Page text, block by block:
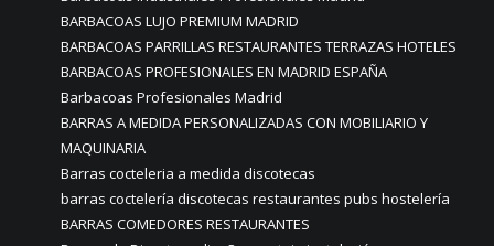
BARBACOAS LUJO PREMIUM MADRID
BARBACOAS PARRILLAS RESTAURANTES TERRAZAS HOTELES
BARBACOAS PROFESIONALES EN MADRID ESPAÑA
Barbacoas Profesionales Madrid
BARRAS A MEDIDA PERSONALIZADAS CON MOBILIARIO Y
MAQUINARIA
Barras cocteleria a medida discotecas
barras coctelería discotecas restaurantes pubs hostelería
BARRAS COMEDORES RESTAURANTES